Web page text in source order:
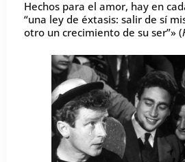
Hechos para el amor, hay en
“una ley de éxtasis: salir de sí
otro un crecimiento de su ser”» (